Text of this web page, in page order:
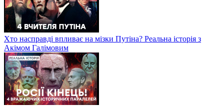
Хто насправді впливає на мізки Путіна? Реальна історія з
Акімом Галімовим